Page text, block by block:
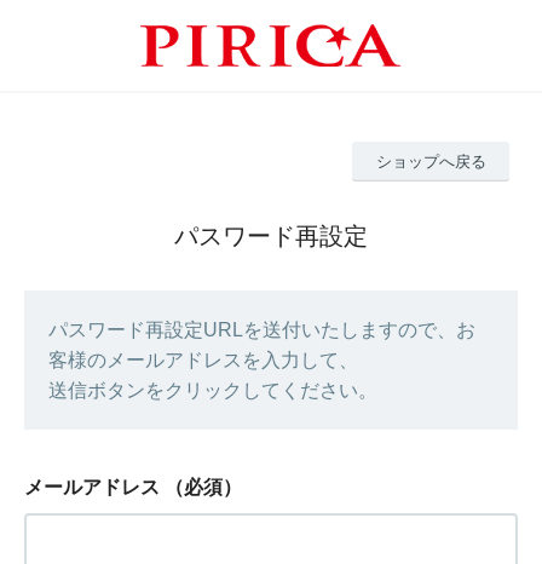
ショップへ戻る
パスワード再設定
パスワード再設定URLを送付いたしますので、お
客様のメールアドレスを入力して、
送信ボタンをクリックしてください。
メールアドレス （必須）